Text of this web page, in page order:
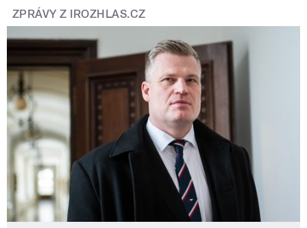
ZPRÁVY Z IROZHLAS.CZ